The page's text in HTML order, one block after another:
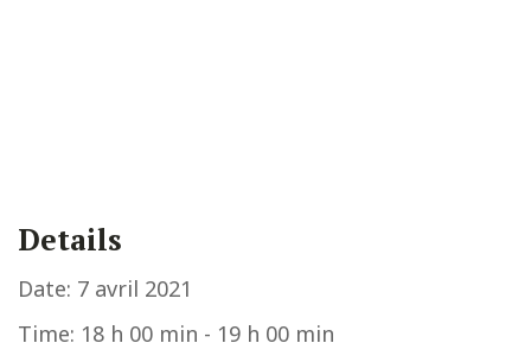
Details
Date: 7 avril 2021
Time: 18 h 00 min - 19 h 00 min